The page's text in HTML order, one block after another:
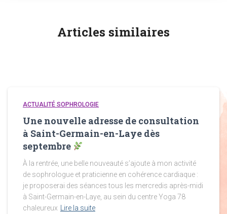
Articles similaires
ACTUALITÉ SOPHROLOGIE
Une nouvelle adresse de consultation
à Saint-Germain-en-Laye dès
septembre
À la rentrée, une belle nouveauté s’ajoute à mon activité
de sophrologue et praticienne en cohérence cardiaque :
je proposerai des séances tous les mercredis après-midi
à Saint-Germain-en-Laye, au sein du centre Yoga 78
chaleureux
Lire la suite